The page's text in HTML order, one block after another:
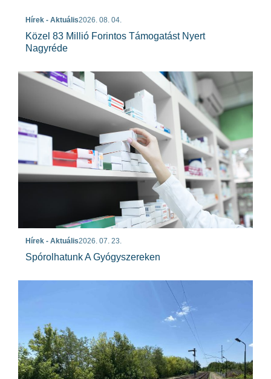
Hírek - Aktuális2026. 08. 04.
Közel 83 Millió Forintos Támogatást Nyert
Nagyréde
Hírek - Aktuális2026. 07. 23.
Spórolhatunk A Gyógyszereken